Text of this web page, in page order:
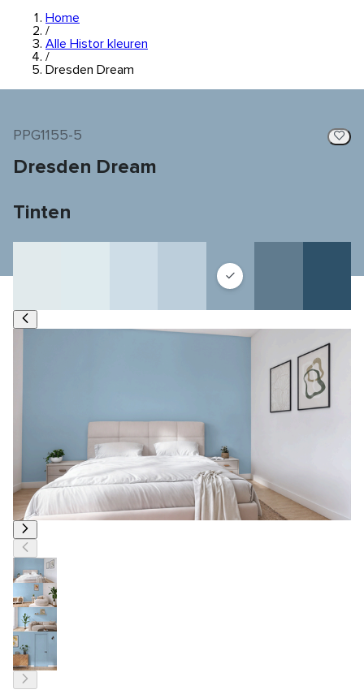
Home
/
Alle Histor kleuren
/
Dresden Dream
PPG1155-5
Dresden Dream
Tinten